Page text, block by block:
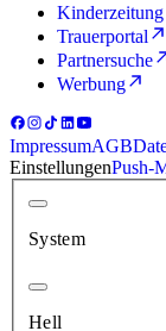
Kinderzeitung
Trauerportal
Partnersuche
Werbung
ImpressumAGB
EinstellungenPush-
System
Hell